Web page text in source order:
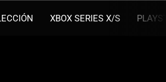
XBOX SERIES X/S